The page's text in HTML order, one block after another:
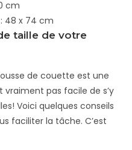
cm
: 48 x 74 cm
taille de votre
de couette est une
vraiment pas facile de s’y
Voici quelques conseils
faciliter la tâche. C’est